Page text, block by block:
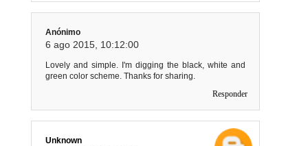
Anónimo
6 ago 2015, 10:12:00
Lovely and simple. I'm digging the black, white and
green color scheme. Thanks for sharing.
Responder
Unknown